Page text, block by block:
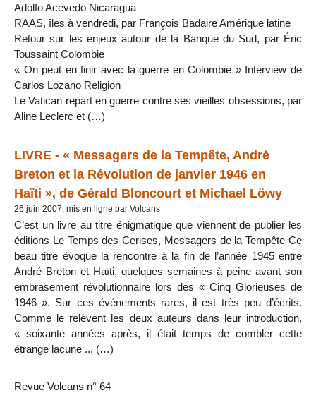
Adolfo Acevedo Nicaragua
RAAS, îles à vendredi, par François Badaire Amérique latine
Retour sur les enjeux autour de la Banque du Sud, par Éric
Toussaint Colombie
« On peut en finir avec la guerre en Colombie » Interview de
Carlos Lozano Religion
Le Vatican repart en guerre contre ses vieilles obsessions, par
Aline Leclerc et (…)
LIVRE - « Messagers de la Tempête, André
Breton et la Révolution de janvier 1946 en
Haïti », de Gérald Bloncourt et Michael Löwy
26 juin 2007, mis en ligne par Volcans
C’est un livre au titre énigmatique que viennent de publier les
éditions Le Temps des Cerises, Messagers de la Tempête Ce
beau titre évoque la rencontre à la fin de l’année 1945 entre
André Breton et Haïti, quelques semaines à peine avant son
embrasement révolutionnaire lors des « Cinq Glorieuses de
1946 ». Sur ces événements rares, il est très peu d’écrits.
Comme le relèvent les deux auteurs dans leur introduction,
« soixante années après, il était temps de combler cette
étrange lacune ... (…)
Revue Volcans n° 64